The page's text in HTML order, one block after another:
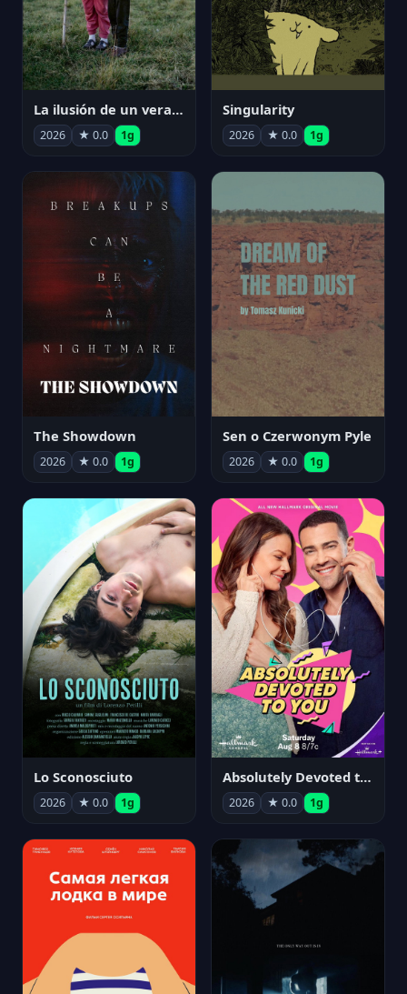
La ilusión de un verano sin fin
2026 ★ 0.0 1g
Singularity
2026 ★ 0.0 1g
The Showdown
2026 ★ 0.0 1g
Sen o Czerwonym Pyle
2026 ★ 0.0 1g
Lo Sconosciuto
2026 ★ 0.0 1g
Absolutely Devoted to You
2026 ★ 0.0 1g